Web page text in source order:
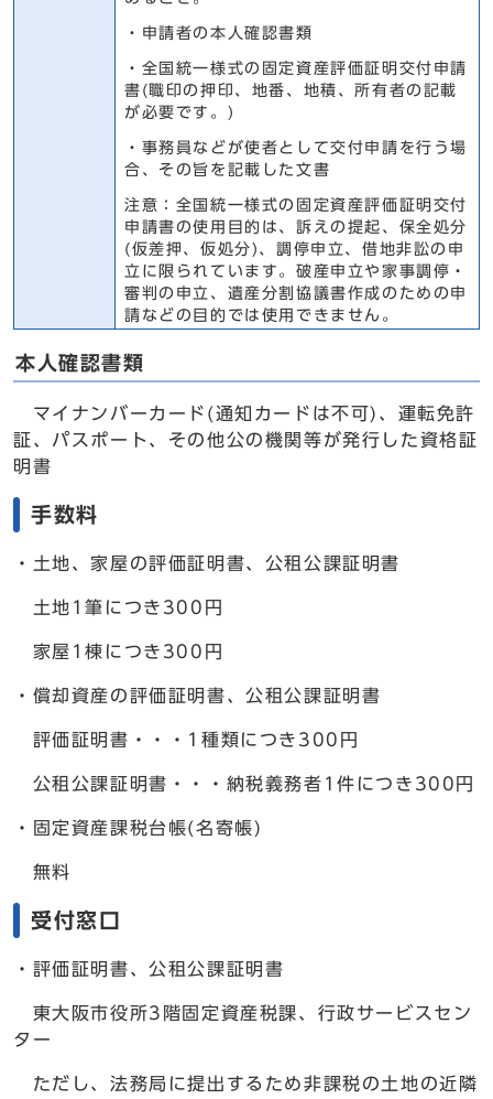
・申請者の本人確認書類
・全国統一様式の固定資産評価証明交付申請
書(職印の押印、地番、地積、所有者の記載
が必要です。)
・事務員などが使者として交付申請を行う場
合、その旨を記載した文書
注意：全国統一様式の固定資産評価証明交付
申請書の使用目的は、訴えの提起、保全処分
(仮差押、仮処分)、調停申立、借地非訟の申
立に限られています。破産申立や家事調停・
審判の申立、遺産分割協議書作成のための申
請などの目的では使用できません。
本人確認書類
マイナンバーカード(通知カードは不可)、運転免許
証、パスポート、その他公の機関等が発行した資格証
明書
手数料
・土地、家屋の評価証明書、公租公課証明書
土地1筆につき300円
家屋1棟につき300円
・償却資産の評価証明書、公租公課証明書
評価証明書・・・1種類につき300円
公租公課証明書・・・納税義務者1件につき300円
・固定資産課税台帳(名寄帳)
無料
受付窓口
・評価証明書、公租公課証明書
東大阪市役所3階固定資産税課、行政サービスセン
ター
ただし、法務局に提出するため非課税の土地の近隣